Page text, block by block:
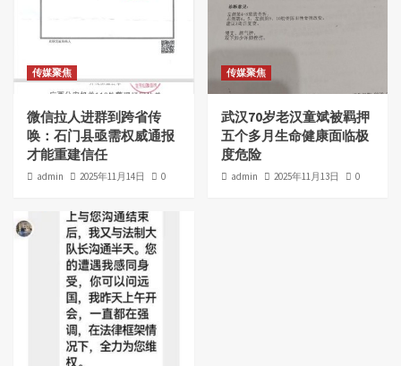
传媒聚焦
微信拉人进群到跨省传
唤：石门县亟需权威通报
才能重建信任
admin 2025年11月14日 0
传媒聚焦
武汉70岁老汉童斌被羁押
五个多月生命健康面临极
度危险
admin 2025年11月13日 0